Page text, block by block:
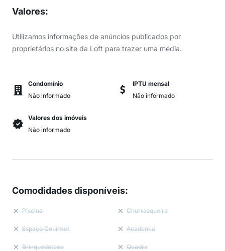
Valores:
Utilizamos informações de anúncios publicados por
proprietários no site da Loft para trazer uma média.
Condomínio
Não informado
IPTU mensal
Não informado
Valores dos imóveis
Não informado
Comodidades disponíveis:
Piscina Churrasqueira
Espaço Gourmet Academia
Brinquedoteca Quadra